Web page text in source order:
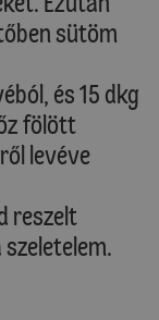
sütöm
és 15 dkg
fölött
levéve
reszelt